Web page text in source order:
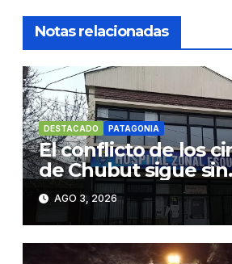
Notas relacionadas
DESTACADO PATAGONIA
El conflicto de los
de Chubut sigue sin
resolverse
AGO 3, 2026